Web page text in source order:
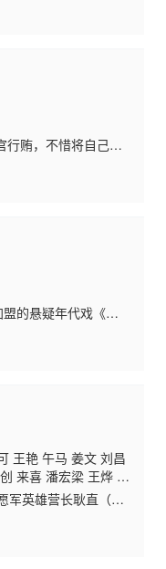
贿，不惜将自己的
死于非命，服侍她
的悬疑年代戏《警
王艳 午马 姜文 刘昌
来喜 潘宏梁 王烨 肖
惠清 孙萌
军英雄营长耿直（胡
女儿舒曼结婚，不得